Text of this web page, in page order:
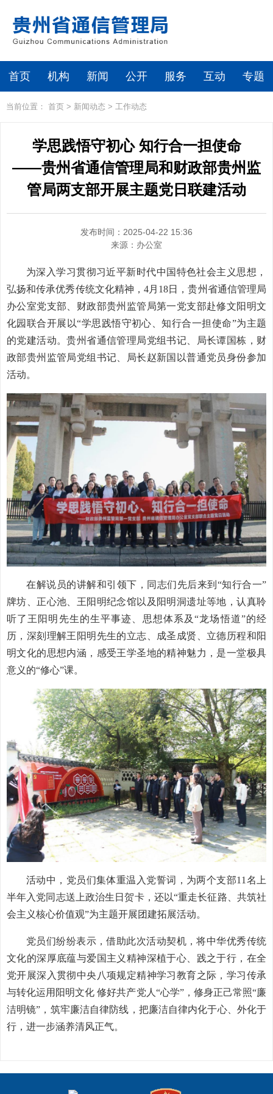
首页 机构 新闻 公开 服务 互动 专题
当前位置： 首页 > 新闻动态 > 工作动态
学思践悟守初心 知行合一担使命
——贵州省通信管理局和财政部贵州监
管局两支部开展主题党日联建活动
发布时间：2025-04-22 15:36
来源： 办公室
为深入学习贯彻习近平新时代中国特色社会主义思想，
弘扬和传承优秀传统文化精神，4月18日，贵州省通信管理局
办公室党支部、财政部贵州监管局第一党支部赴修文阳明文
化园联合开展以“学思践悟守初心、知行合一担使命”为主题
的党建活动。贵州省通信管理局党组书记、局长谭国栋，财
政部贵州监管局党组书记、局长赵新国以普通党员身份参加
活动。
在解说员的讲解和引领下，同志们先后来到“知行合一”
牌坊、正心池、王阳明纪念馆以及阳明洞遗址等地，认真聆
听了王阳明先生的生平事迹、思想体系及“龙场悟道”的经
历，深刻理解王阳明先生的立志、成圣成贤、立德历程和阳
明文化的思想内涵，感受王学圣地的精神魅力，是一堂极具
意义的“修心”课。
活动中，党员们集体重温入党誓词，为两个支部11名上
半年入党同志送上政治生日贺卡，还以“重走长征路、共筑社
会主义核心价值观”为主题开展团建拓展活动。
党员们纷纷表示，借助此次活动契机，将中华优秀传统
文化的深厚底蕴与爱国主义精神深植于心、践之于行，在全
党开展深入贯彻中央八项规定精神学习教育之际，学习传承
与转化运用阳明文化 修好共产党人“心学”，修身正己常照“廉
洁明镜”，筑牢廉洁自律防线，把廉洁自律内化于心、外化于
行，进一步涵养清风正气。